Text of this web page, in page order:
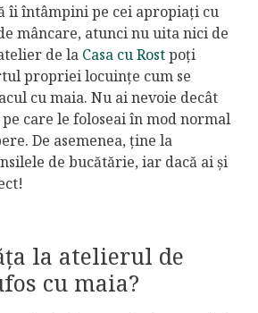
îi întâmpini pe cei apropiați cu
mâncare, atunci nu uita nici de
de la Casa cu Rostpoți
propriei locuințe cum se
cu maia. Nu ai nevoie decât
care le foloseai în mod normal
De asemenea, ține la
de bucătărie, iar dacă ai și
la atelierul de
cu maia?